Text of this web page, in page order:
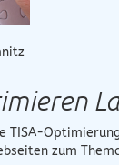
TISA-
zum